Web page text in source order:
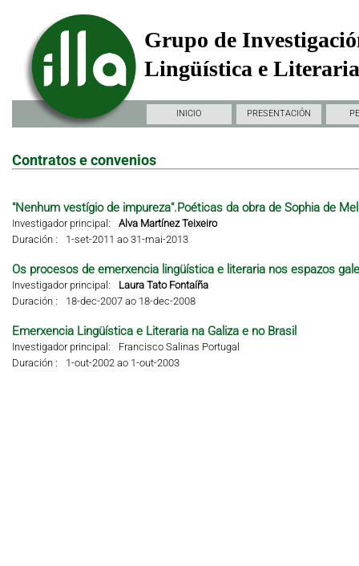
Grupo de
Lingüística e
INICIO PRESENTACIÓN
Contratos e convenios
"Nenhum vestígio de impureza".Poéticas da obra de Sophia de
Investigador principal:
Alva Martínez Teixeiro
Duración :
1-set-2011 ao 31-mai-2013
Os procesos de emerxencia lingüística e literaria nos espazos
Investigador principal:
Laura Tato Fontaíña
Duración :
18-dec-2007 ao 18-dec-2008
Emerxencia Lingüística e Literaria na Galiza e no Brasil
Investigador principal:
Francisco Salinas Portugal
Duración :
1-out-2002 ao 1-out-2003